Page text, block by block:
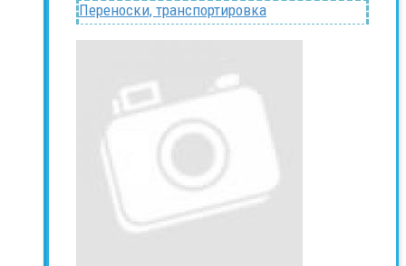
Переноски, транспортировка